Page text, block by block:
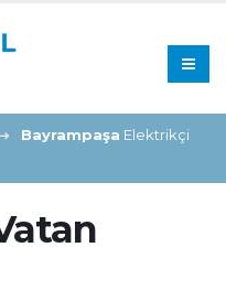
Bayrampaşa Elektrikçi